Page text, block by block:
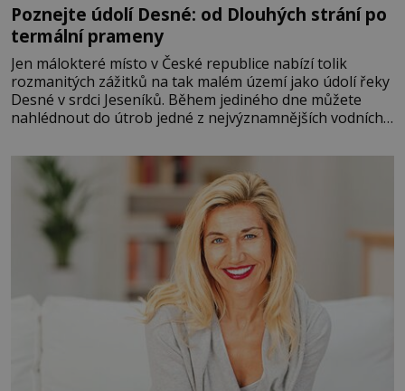
Poznejte údolí Desné: od Dlouhých strání po
termální prameny
Jen málokteré místo v České republice nabízí tolik
rozmanitých zážitků na tak malém území jako údolí řeky
Desné v srdci Jeseníků. Během jediného dne můžete
nahlédnout do útrob jedné z nejvýznamnějších vodních
se na koloběžce a den zakončit poznáváním památek ve
Velkých Losinách nebo v termálním